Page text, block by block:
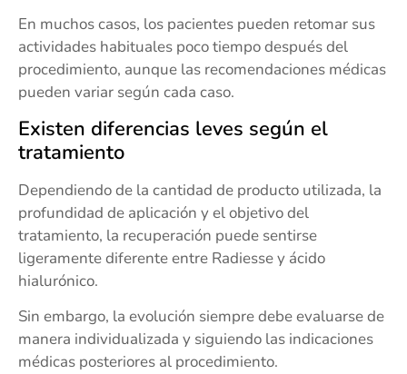
En muchos casos, los pacientes pueden retomar sus
actividades habituales poco tiempo después del
procedimiento, aunque las recomendaciones médicas
pueden variar según cada caso.
Existen diferencias leves según el
tratamiento
Dependiendo de la cantidad de producto utilizada, la
profundidad de aplicación y el objetivo del
tratamiento, la recuperación puede sentirse
ligeramente diferente entre Radiesse y ácido
hialurónico.
Sin embargo, la evolución siempre debe evaluarse de
manera individualizada y siguiendo las indicaciones
médicas posteriores al procedimiento.